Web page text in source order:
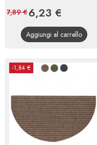
Prezzo
6,23 €
base
7,89 €
Aggiungi al carrello
-1,84 €